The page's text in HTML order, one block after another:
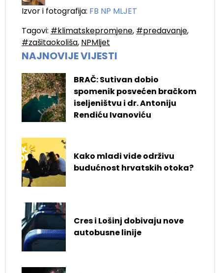
Izvor i fotografija: FB NP MLJET
Tagovi: #klimatskepromjene, #predavanje,
#zašitaokoliša, NPMljet
NAJNOVIJE VIJESTI
BRAČ: Sutivan dobio
spomenik posvećen bračkom
iseljeništvu i dr. Antoniju
Rendiću Ivanoviću
Kako mladi vide održivu
budućnost hrvatskih otoka?
Cres i Lošinj dobivaju nove
autobusne linije